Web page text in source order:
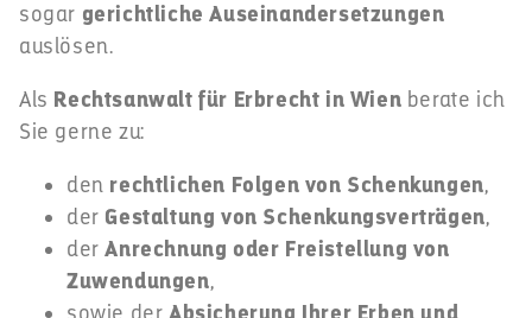
sogar gerichtliche Auseinandersetzungen
auslösen.
Als Rechtsanwalt für Erbrecht in Wien berate ich
Sie gerne zu:
den rechtlichen Folgen von Schenkungen,
der Gestaltung von Schenkungsverträgen,
derAnrechnung oder Freistellung von
Zuwendungen,